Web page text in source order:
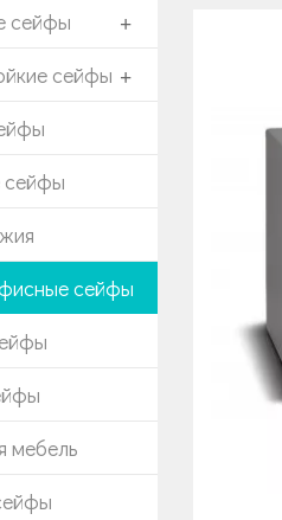
сейфы +
сейфы +
сейфы
сейфы
мебель